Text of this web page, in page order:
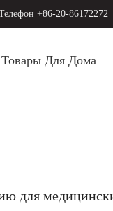
+86-20-86172272
Товары Для Дома
для